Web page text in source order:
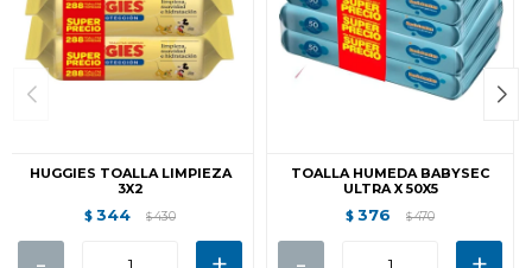
HUGGIES TOALLA LIMPIEZA
3X2
$ 344 $ 430
TOALLA HUMEDA BABYSEC
ULTRA X 50X5
$ 376 $ 470